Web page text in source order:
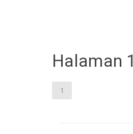
Halaman 1
1